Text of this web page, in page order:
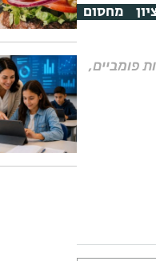
מחסום
פומביים,